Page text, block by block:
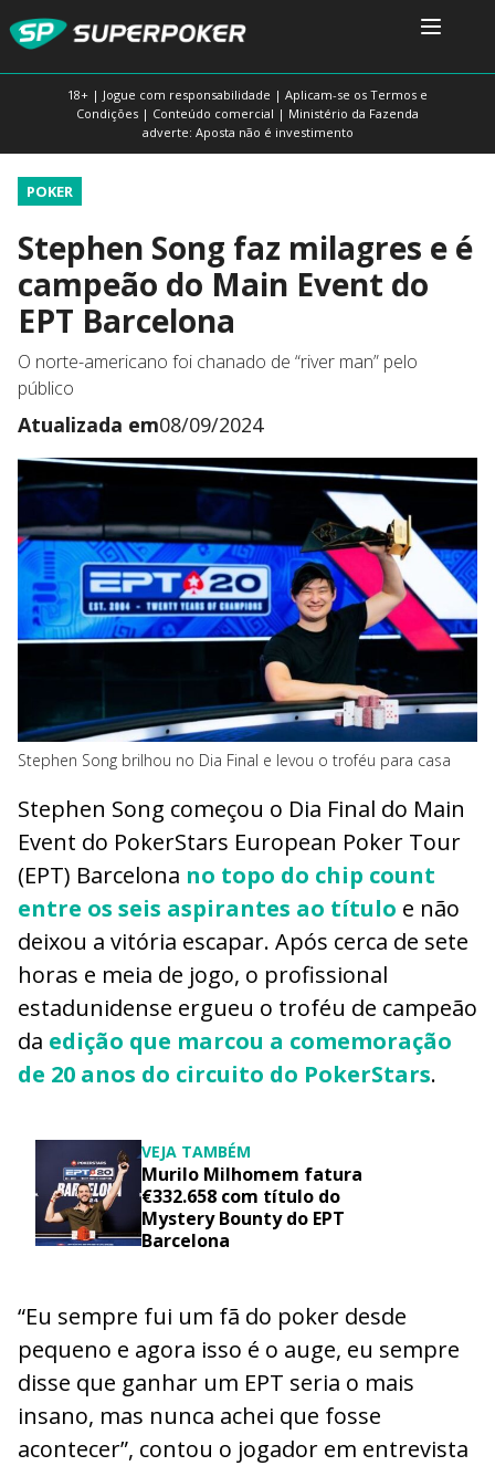
18+ | Jogue com responsabilidade | Aplicam-se os Termos e
Condições | Conteúdo comercial | Ministério da Fazenda
adverte: Aposta não é investimento
POKER
Stephen Song faz milagres e é
campeão do Main Event do
EPT Barcelona
O norte-americano foi chanado de “river man” pelo
público
Atualizada em08/09/2024
Stephen Song brilhou no Dia Final e levou o troféu para casa
Stephen Song começou o Dia Final do Main
Event do PokerStars European Poker Tour
(EPT) Barcelona no topo do chip count
entre os seis aspirantes ao título e não
deixou a vitória escapar. Após cerca de sete
horas e meia de jogo, o profissional
estadunidense ergueu o troféu de campeão
da edição que marcou a comemoração
de 20 anos do circuito do PokerStars.
VEJA TAMBÉM
Murilo Milhomem fatura
€332.658 com título do
Mystery Bounty do EPT
Barcelona
“Eu sempre fui um fã do poker desde
pequeno e agora isso é o auge, eu sempre
disse que ganhar um EPT seria o mais
insano, mas nunca achei que fosse
acontecer”, contou o jogador em entrevista